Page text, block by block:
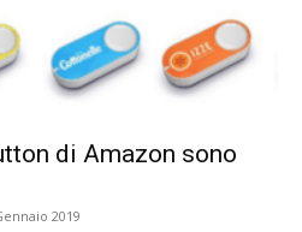
di Amazon sono
2019